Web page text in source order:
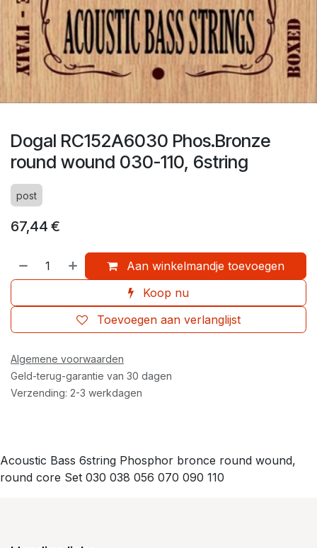
Dogal RC152A6030 Phos.Bronze
round wound 030-110, 6string
post
67,44 €
Aan winkelmandje toevoegen
Koop nu
Toevoegen aan verlanglijst
Algemene voorwaarden
Geld-terug-garantie van 30 dagen
Verzending: 2-3 werkdagen
Acoustic Bass 6string Phosphor bronce round wound,
round core Set 030 038 056 070 090 110